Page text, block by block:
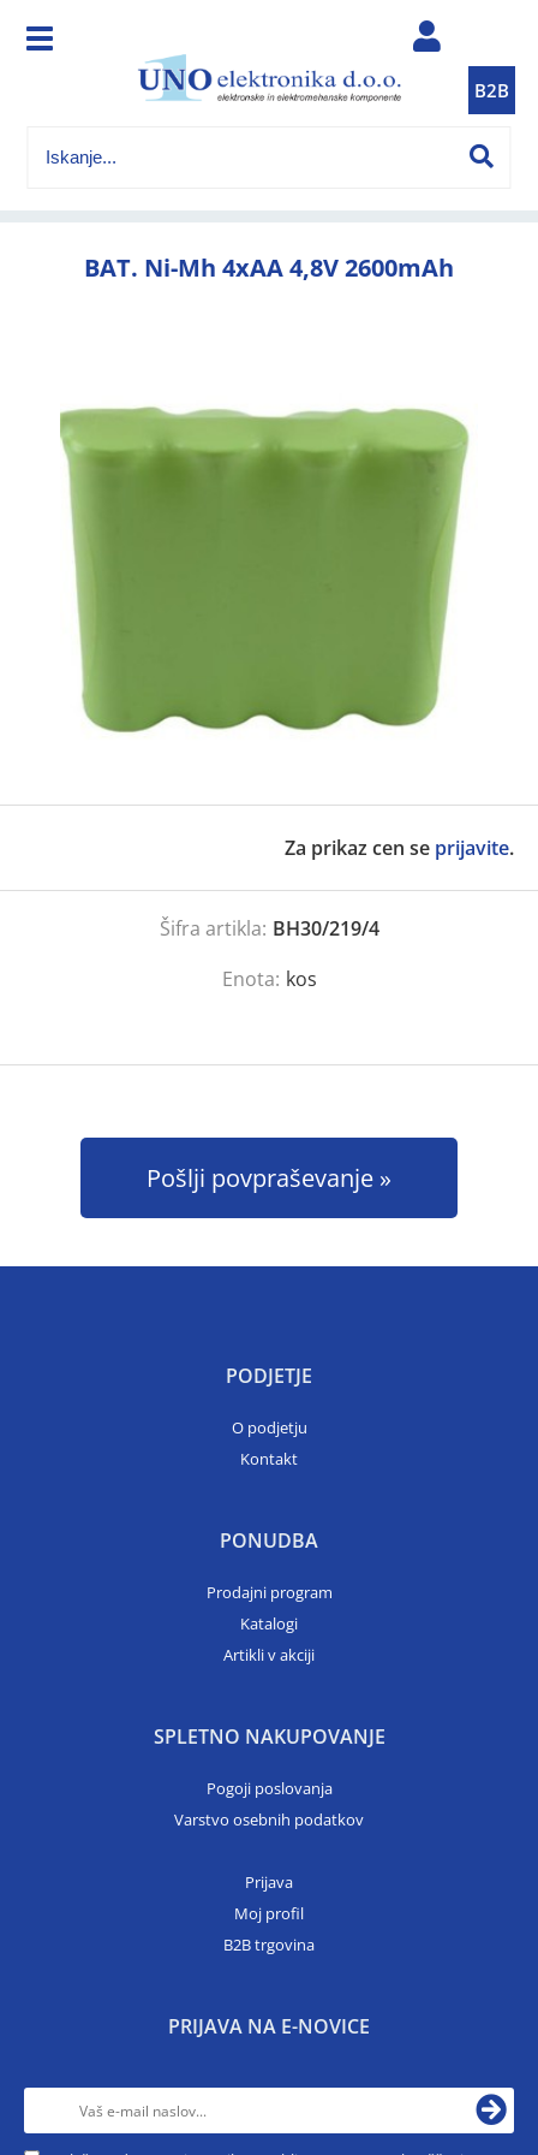
B2B
BAT. Ni-Mh 4xAA 4,8V 2600mAh
Za prikaz cen se prijavite.
Šifra artikla: BH30/219/4
Enota: kos
Pošlji povpraševanje
PODJETJE
O podjetju
Kontakt
PONUDBA
Prodajni program
Katalogi
Artikli v akciji
SPLETNO NAKUPOVANJE
Pogoji poslovanja
Varstvo osebnih podatkov
Prijava
Moj profil
B2B trgovina
PRIJAVA NA E-NOVICE